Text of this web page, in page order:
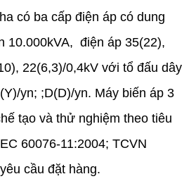
có ba cấp điện áp có dung
10.000kVA, điện áp 35(22),
22(6,3)/0,4kV với tổ đấu dây
yn; ;D(D)/yn. Máy biến áp 3
tạo và thử nghiệm theo tiêu
60076-11:2004; TCVN
cầu đặt hàng.